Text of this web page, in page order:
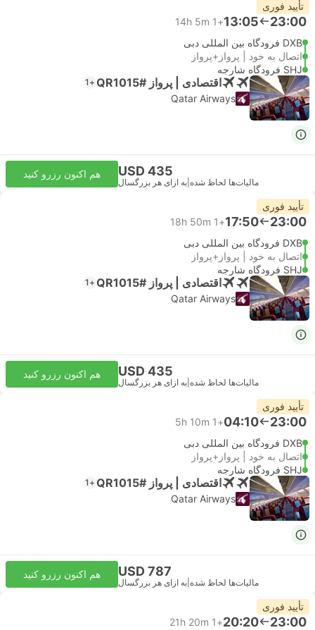
تأیید فوری
23:00
13:05
+1
14h 5m
DXB فرودگاه بین المللی دبی
اتصال به خود | پرواز+پرواز
SHJ فرودگاه شارجه
اقتصادی | پرواز #QR1015 +1
Qatar Airways
USD 435
مالیات‌ها لحاظ شده به ازای هر بزرگسال
هم اکنون رزرو کنید
تأیید فوری
23:00
17:50
+1
18h 50m
DXB فرودگاه بین المللی دبی
اتصال به خود | پرواز+پرواز
SHJ فرودگاه شارجه
اقتصادی | پرواز #QR1015 +1
Qatar Airways
USD 435
مالیات‌ها لحاظ شده به ازای هر بزرگسال
هم اکنون رزرو کنید
تأیید فوری
23:00
04:10
+1
5h 10m
DXB فرودگاه بین المللی دبی
اتصال به خود | پرواز+پرواز
SHJ فرودگاه شارجه
اقتصادی | پرواز #QR1015 +1
Qatar Airways
USD 787
مالیات‌ها لحاظ شده به ازای هر بزرگسال
هم اکنون رزرو کنید
تأیید فوری
23:00
20:20
+1
21h 20m